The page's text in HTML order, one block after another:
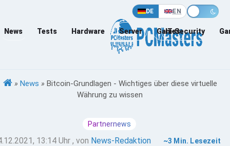
DE EN
News Tests Hardware Server Games
IT-Security
» News » Bitcoin-Grundlagen - Wichtiges über diese virtuelle
Währung zu wissen
Partnernews
13:14 Uhr , von News-Redaktion ~3 Min. Lesezeit